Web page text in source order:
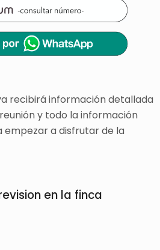
recibirá información detallada
y todo la información
a disfrutar de la
en la finca